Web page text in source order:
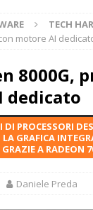
TECH
motore AI
8000G,
dedicato
PROCESSORI
GRAFICA
A RADEON
Daniele Preda